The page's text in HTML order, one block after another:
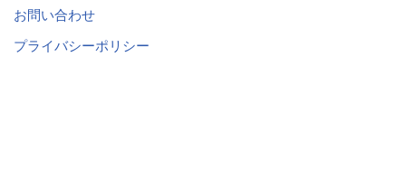
お問い合わせ
プライバシーポリシー